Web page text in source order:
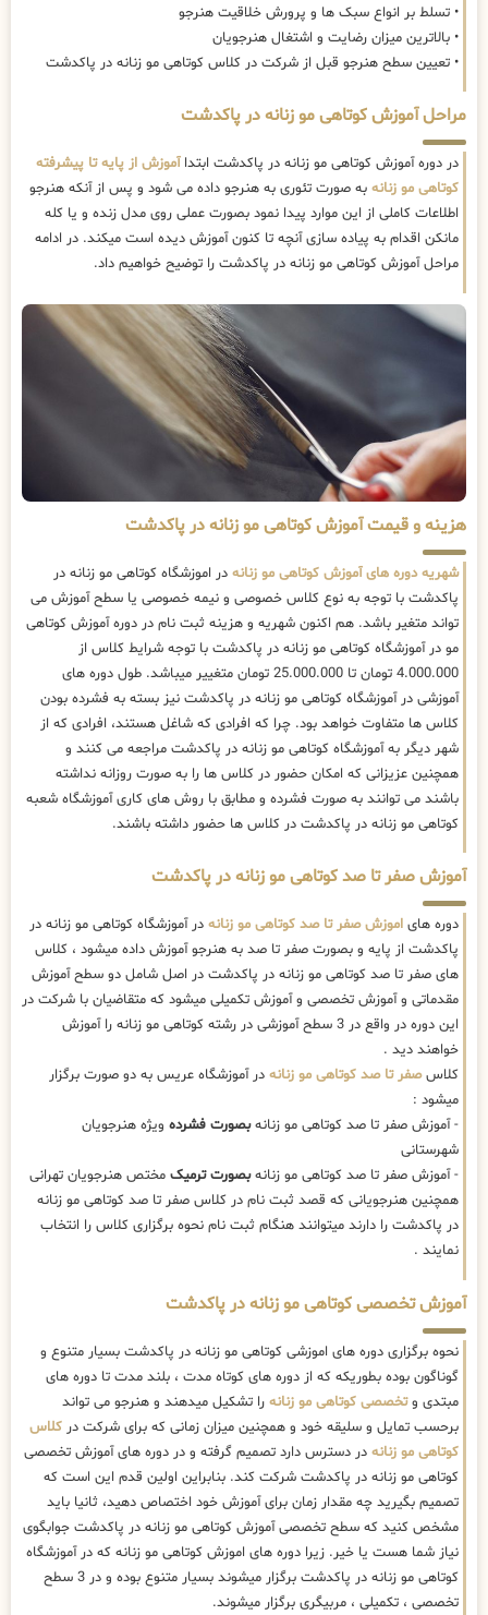
• تسلط بر انواع سبک ها و پرورش خلاقیت هنرجو
• بالاترین میزان رضایت و اشتغال هنرجویان
• تعیین سطح هنرجو قبل از شرکت در کلاس کوتاهی مو زنانه در پاکدشت
مراحل آموزش کوتاهی مو زنانه در پاکدشت
در دوره آموزش کوتاهی مو زنانه در پاکدشت ابتداآموزش از پایه تا پیشرفته
کوتاهی مو زنانه به صورت تئوری به هنرجو داده می شود و پس از آنکه هنرجو
اطلاعات کاملی از این موارد پیدا نمود بصورت عملی روی مدل زنده و یا کله
مانکن اقدام به پیاده سازی آنچه تا کنون آموزش دیده است میکند. در ادامه
مراحل آموزش کوتاهی مو زنانه در پاکدشت را توضیح خواهیم داد.
هزینه و قیمت آموزش کوتاهی مو زنانه در پاکدشت
شهریه دوره های آموزش کوتاهی مو زنانه در اموزشگاه کوتاهی مو زنانه در
پاکدشت با توجه به نوع کلاس خصوصی و نیمه خصوصی یا سطح آموزش می
تواند متغیر باشد. هم اکنون شهریه و هزینه ثبت نام در دوره آموزش کوتاهی
مو در آموزشگاه کوتاهی مو زنانه در پاکدشت با توجه شرایط کلاس از
4.000.000 تومان تا 25.000.000 تومان متغییر میباشد. طول دوره های
آموزشی در آموزشگاه کوتاهی مو زنانه در پاکدشت نیز بسته به فشرده بودن
کلاس ها متفاوت خواهد بود. چرا که افرادی که شاغل هستند، افرادی که از
شهر دیگر به آموزشگاه کوتاهی مو زنانه در پاکدشت مراجعه می کنند و
همچنین عزیزانی که امکان حضور در کلاس ها را به صورت روزانه نداشته
باشند می توانند به صورت فشرده و مطابق با روش های کاری آموزشگاه شعبه
کوتاهی مو زنانه در پاکدشت در کلاس ها حضور داشته باشند.
آموزش صفر تا صد کوتاهی مو زنانه در پاکدشت
دوره های اموزش صفر تا صد کوتاهی مو زنانه در آموزشگاه کوتاهی مو زنانه در
پاکدشت از پایه و بصورت صفر تا صد به هنرجو آموزش داده میشود ، کلاس
های صفر تا صد کوتاهی مو زنانه در پاکدشت در اصل شامل دو سطح آموزش
مقدماتی و آموزش تخصصی و آموزش تکمیلی میشود که متقاضیان با شرکت در
این دوره در واقع در 3 سطح آموزشی در رشته کوتاهی مو زنانه را آموزش
خواهند دید .
کلاسصفر تا صد کوتاهی مو زنانه در آموزشگاه عریس به دو صورت برگزار
میشود :
- آموزش صفر تا صد کوتاهی مو زنانهبصورت فشرده ویژه هنرجویان
شهرستانی
- آموزش صفر تا صد کوتاهی مو زنانهبصورت ترمیک مختص هنرجویان تهرانی
همچنین هنرجویانی که قصد ثبت نام در کلاس صفر تا صد کوتاهی مو زنانه
در پاکدشت را دارند میتوانند هنگام ثبت نام نحوه برگزاری کلاس را انتخاب
نمایند .
آموزش تخصصی کوتاهی مو زنانه در پاکدشت
نحوه برگزاری دوره های اموزشی کوتاهی مو زنانه در پاکدشت بسیار متنوع و
گوناگون بوده بطوریکه که از دوره های کوتاه مدت ، بلند مدت تا دوره های
مبتدی وتخصصی کوتاهی مو زنانه را تشکیل میدهند و هنرجو می تواند
برحسب تمایل و سلیقه خود و همچنین میزان زمانی که برای شرکت در کلاس
کوتاهی مو زنانه در دسترس دارد تصمیم گرفته و در دوره های آموزش تخصصی
کوتاهی مو زنانه در پاکدشت شرکت کند. بنابراین اولین قدم این است که
تصمیم بگیرید چه مقدار زمان برای آموزش خود اختصاص دهید، ثانیا باید
مشخص کنید که سطح تخصصی آموزش کوتاهی مو زنانه در پاکدشت جوابگوی
نیاز شما هست یا خیر. زیرا دوره های اموزش کوتاهی مو زنانه که در آموزشگاه
کوتاهی مو زنانه در پاکدشت برگزار میشوند بسیار متنوع بوده و در 3 سطح
تخصصی ، تکمیلی ، مربیگری برگزار میشوند.